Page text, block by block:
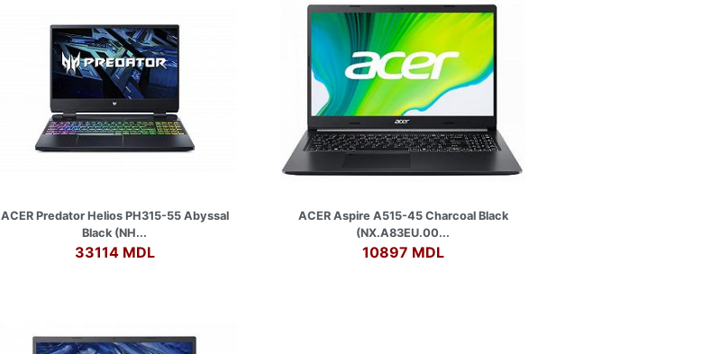
ACER Predator Helios PH315-55 Abyssal
Black (NH...
33114 MDL
ACER Aspire A515-45 Charcoal Black
(NX.A83EU.00...
10897 MDL